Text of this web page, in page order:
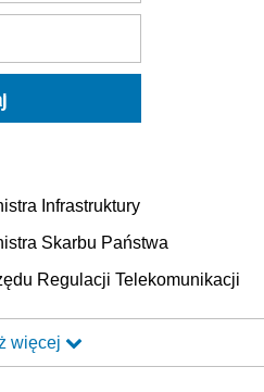
Infrastruktury
Skarbu Państwa
Regulacji Telekomunikacji
Transportu i Budownictwa
więcej